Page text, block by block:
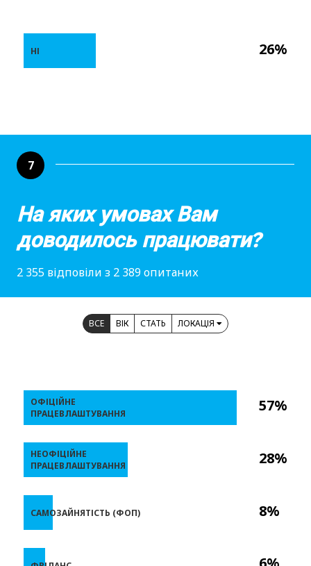
26%
НІ
7
На яких умовах Вам
доводилось працювати?
2 355 відповіли з 2 389 опитаних
ВСЕ ВІК СТАТЬ ЛОКАЦІЯ
57%
28%
8%
ОФІЦІЙНЕ
ПРАЦЕВЛАШТУВАННЯ
НЕОФІЦІЙНЕ
ПРАЦЕВЛАШТУВАННЯ
САМОЗАЙНЯТІСТЬ (ФОП)